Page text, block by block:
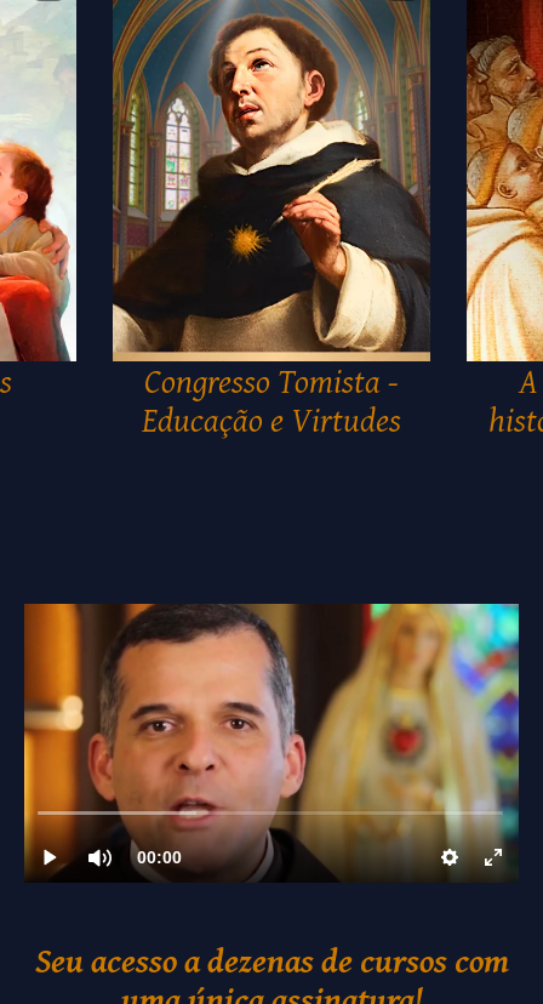
Congresso Tomista -
Educação e Virtudes
Seu acesso a dezenas de cursos com